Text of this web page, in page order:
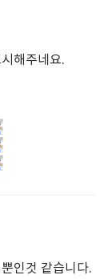
해주네요.
인것 같습니다.